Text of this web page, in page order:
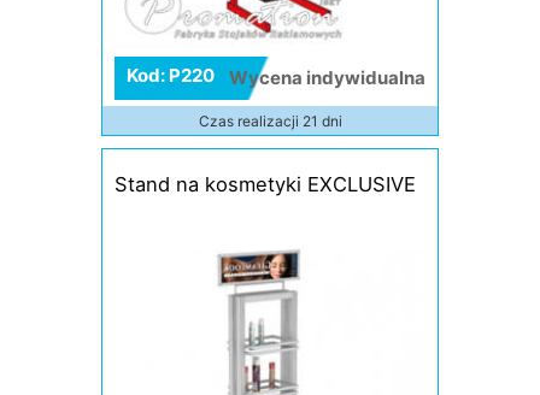
Kod: P220 Wycena indywidualna
Czas realizacji 21 dni
Stand na kosmetyki EXCLUSIVE